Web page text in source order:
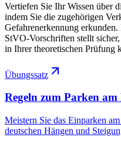
Vertiefen Sie Ihr Wissen über
indem Sie die zugehörigen
Gefahrenerkennung
StVO-Vorschriften stellt
in Ihrer theoretischen Prüfung
Übungssatz
Regeln zum Parken am
Meistern Sie das Einparken
deutschen Hängen und